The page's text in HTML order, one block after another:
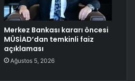
Merkez Bankası kararı öncesi
MÜSİAD’dan temkinli faiz
açıklaması
Ağustos 5, 2026